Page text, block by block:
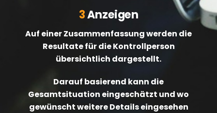
3Anzeigen
Auf einer Zusammenfassung werden die
Resultate für die Kontrollperson
übersichtlich dargestellt.
Darauf basierend kann die
Gesamtsituation eingeschätzt und wo
gewünscht weitere Details eingesehen